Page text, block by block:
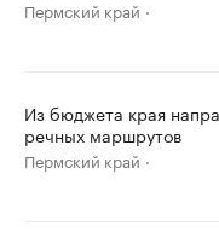
Пермский край
Из бюджета края
речных маршрутов
Пермский край